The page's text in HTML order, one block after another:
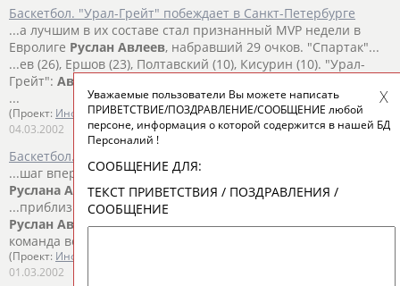
Баскетбол. "Урал-Грейт" побеждает в Санкт-Петербурге
...а лучшим в их составе стал признанный MVP недели в
Евролиге Руслан Авлеев, набравший 29 очков. "Спартак"...
...ев (26), Ершов (23), Полтавский (10), Кисурин (10). "Урал-
Грейт": Авлеев
...
(Проект: Информационное агентство СТАДИОН)
04.03.2002
Баскетбол. “Урал-Грейт” красиво побеждает в Мадриде
...шаг вперед. Фантастическая игра Панайотиса Лиаделиса и
Руслана Авлеева, набравших на двоих 56 очков, принесла...
...приблизиться к себе именитым хозяевам – на 5-6 очков.
Руслан Авлеевзакончил первый тайм с 19 очками, а его
команда вела...
(Проект: Информационное агентство СТАДИОН
01.03.2002
Уважаемые пользователи Вы можете написать
ПРИВЕТСТВИЕ/ПОЗДРАВЛЕНИЕ/СООБЩЕНИЕ любой
персоне, информация о которой содержится в нашей БД
Персоналий !
СООБЩЕНИЕ ДЛЯ:
ТЕКСТ ПРИВЕТСТВИЯ / ПОЗДРАВЛЕНИЯ /
СООБЩЕНИЕ